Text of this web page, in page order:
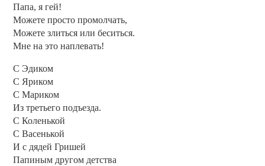
Папа, я гей!
Можете просто промолчать,
Можете злиться или беситься.
Мне на это наплевать!
С Эдиком
С Яриком
С Мариком
Из третьего подъезда.
С Коленькой
С Васенькой
И с дядей Гришей
Папиным другом детства